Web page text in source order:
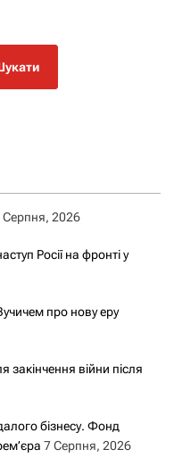
Серпня, 2026
Росії на фронті у
про нову еру
закінчення війни після
бізнесу. Фонд
7 Серпня, 2026